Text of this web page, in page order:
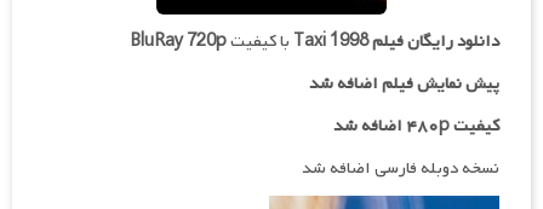
دانلود رایگان فیلمTaxi 1998 با کیفیتBluRay 720p
پیش نمایش فیلم اضافه شد
کیفیت ۴۸۰p اضافه شد
نسخه دوبله فارسی اضافه شد